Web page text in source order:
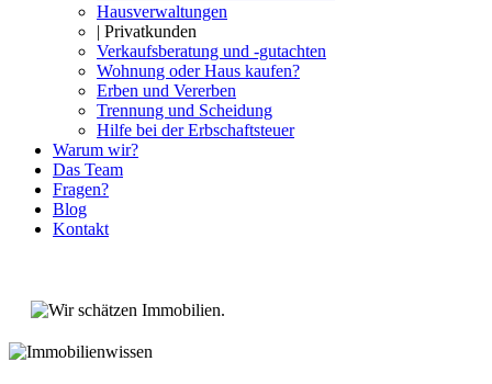
Hausverwaltungen
| Privatkunden
Verkaufsberatung und -gutachten
Wohnung oder Haus kaufen?
Erben und Vererben
Trennung und Scheidung
Hilfe bei der Erbschaftsteuer
Warum wir?
Das Team
Fragen?
Blog
Kontakt